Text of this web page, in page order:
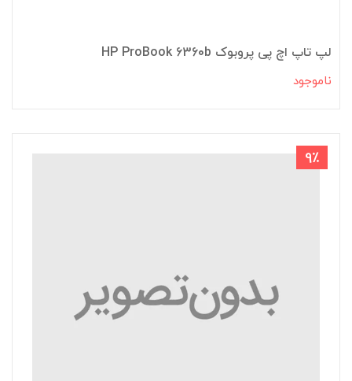
لپ تاپ اچ پی پروبوک HP ProBook 6360b
ناموجود
9٪